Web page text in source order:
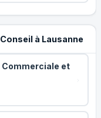
à Lausanne
et